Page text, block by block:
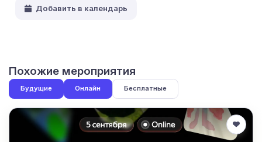
Добавить в календарь
Похожие мероприятия
Будущие Онлайн Бесплатные